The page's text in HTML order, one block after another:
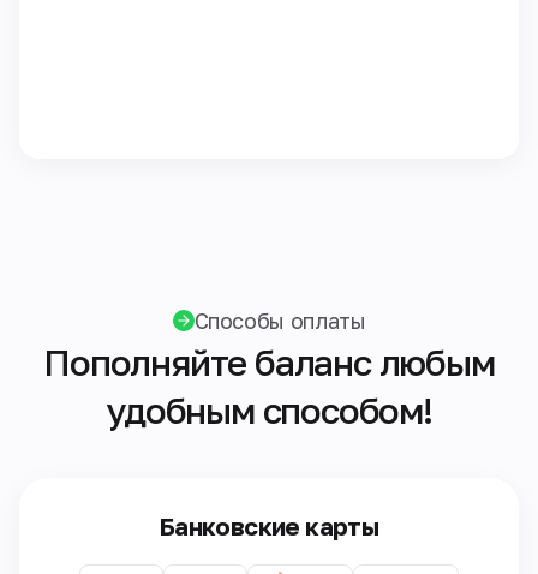
Способы оплаты
Пополняйте баланс любым
удобным способом!
Банковские карты